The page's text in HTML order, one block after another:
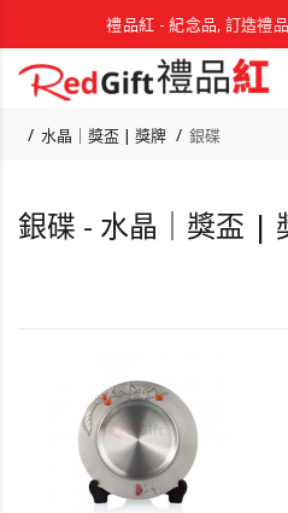
禮品紅 - 紀念品, 訂造禮
水晶｜獎盃 | 獎牌 銀碟
銀碟 - 水晶｜獎盃 |